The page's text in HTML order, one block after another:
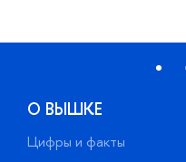
О ВЫШКЕ
Цифры и факты